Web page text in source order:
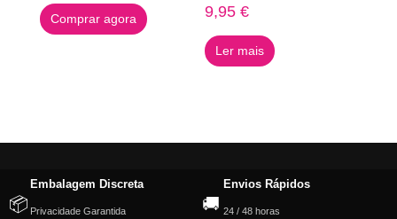
Comprar agora 9,95€
Ler mais
📦
Embalagem Discreta
Privacidade Garantida 🚚
Envios Rápidos
24 / 48 horas